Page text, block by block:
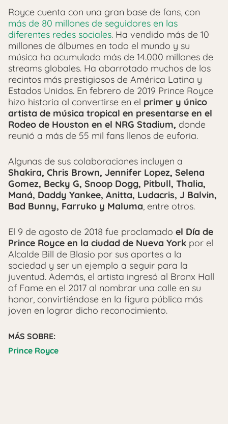
Royce cuenta con una gran base de fans, con
más de 80 millones de seguidores en las
diferentes redes sociales. Ha vendido más de 10
millones de álbumes en todo el mundo y su
música ha acumulado más de 14.000 millones de
streams globales. Ha abarrotado muchos de los
recintos más prestigiosos de América Latina y
Estados Unidos. En febrero de 2019 Prince Royce
hizo historia al convertirse en el primer y único
artista de música tropical en presentarse en el
Rodeo de Houston en el NRG Stadium, donde
reunió a más de 55 mil fans llenos de euforia.
Algunas de sus colaboraciones incluyen a
Shakira, Chris Brown, Jennifer Lopez, Selena
Gomez, Becky G, Snoop Dogg, Pitbull, Thalia,
Maná, Daddy Yankee, Anitta, Ludacris, J Balvin,
Bad Bunny, Farruko y Maluma, entre otros.
El 9 de agosto de 2018 fue proclamado el Día de
Prince Royce en la ciudad de Nueva York por el
Alcalde Bill de Blasio por sus aportes a la
sociedad y ser un ejemplo a seguir para la
juventud. Además, el artista ingresó al Bronx Hall
of Fame en el 2017 al nombrar una calle en su
honor, convirtiéndose en la figura pública más
joven en lograr dicho reconocimiento.
MÁS SOBRE:
Prince Royce